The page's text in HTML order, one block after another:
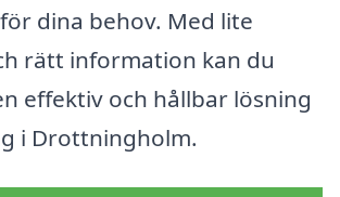
dina behov. Med lite
rätt information kan du
effektiv och hållbar lösning
i Drottningholm.